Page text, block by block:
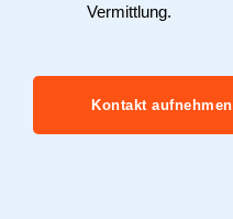
Vermittlung.
Kontakt aufnehmen